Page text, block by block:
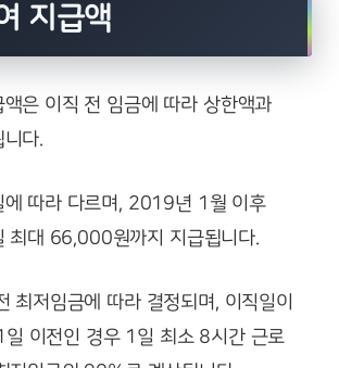
지급액
은 이직 전 임금에 따라 상한액과
다.
에 따라 다르며, 2019년 1월 이후
최대 66,000원까지 지급됩니다.
최저임금에 따라 결정되며, 이직일이
이전인 경우 1일 최소 8시간 근로